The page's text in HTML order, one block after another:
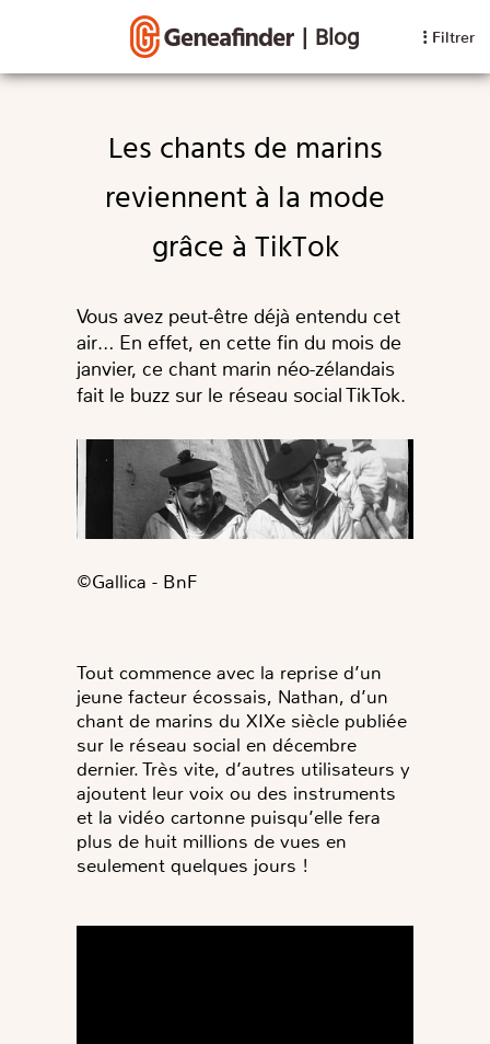
| Blog Filtrer
Les chants de marins
reviennent à la mode
grâce à TikTok
Vous avez peut-être déjà entendu cet
air… En effet, en cette fin du mois de
janvier, ce chant marin néo-zélandais
fait le buzz sur le réseau social TikTok.
©️Gallica - BnF
Tout commence avec la reprise d’un
jeune facteur écossais, Nathan, d’un
chant de marins du XIXe siècle publiée
sur le réseau social en décembre
dernier. Très vite, d’autres utilisateurs y
ajoutent leur voix ou des instruments
et la vidéo cartonne puisqu’elle fera
plus de huit millions de vues en
seulement quelques jours !